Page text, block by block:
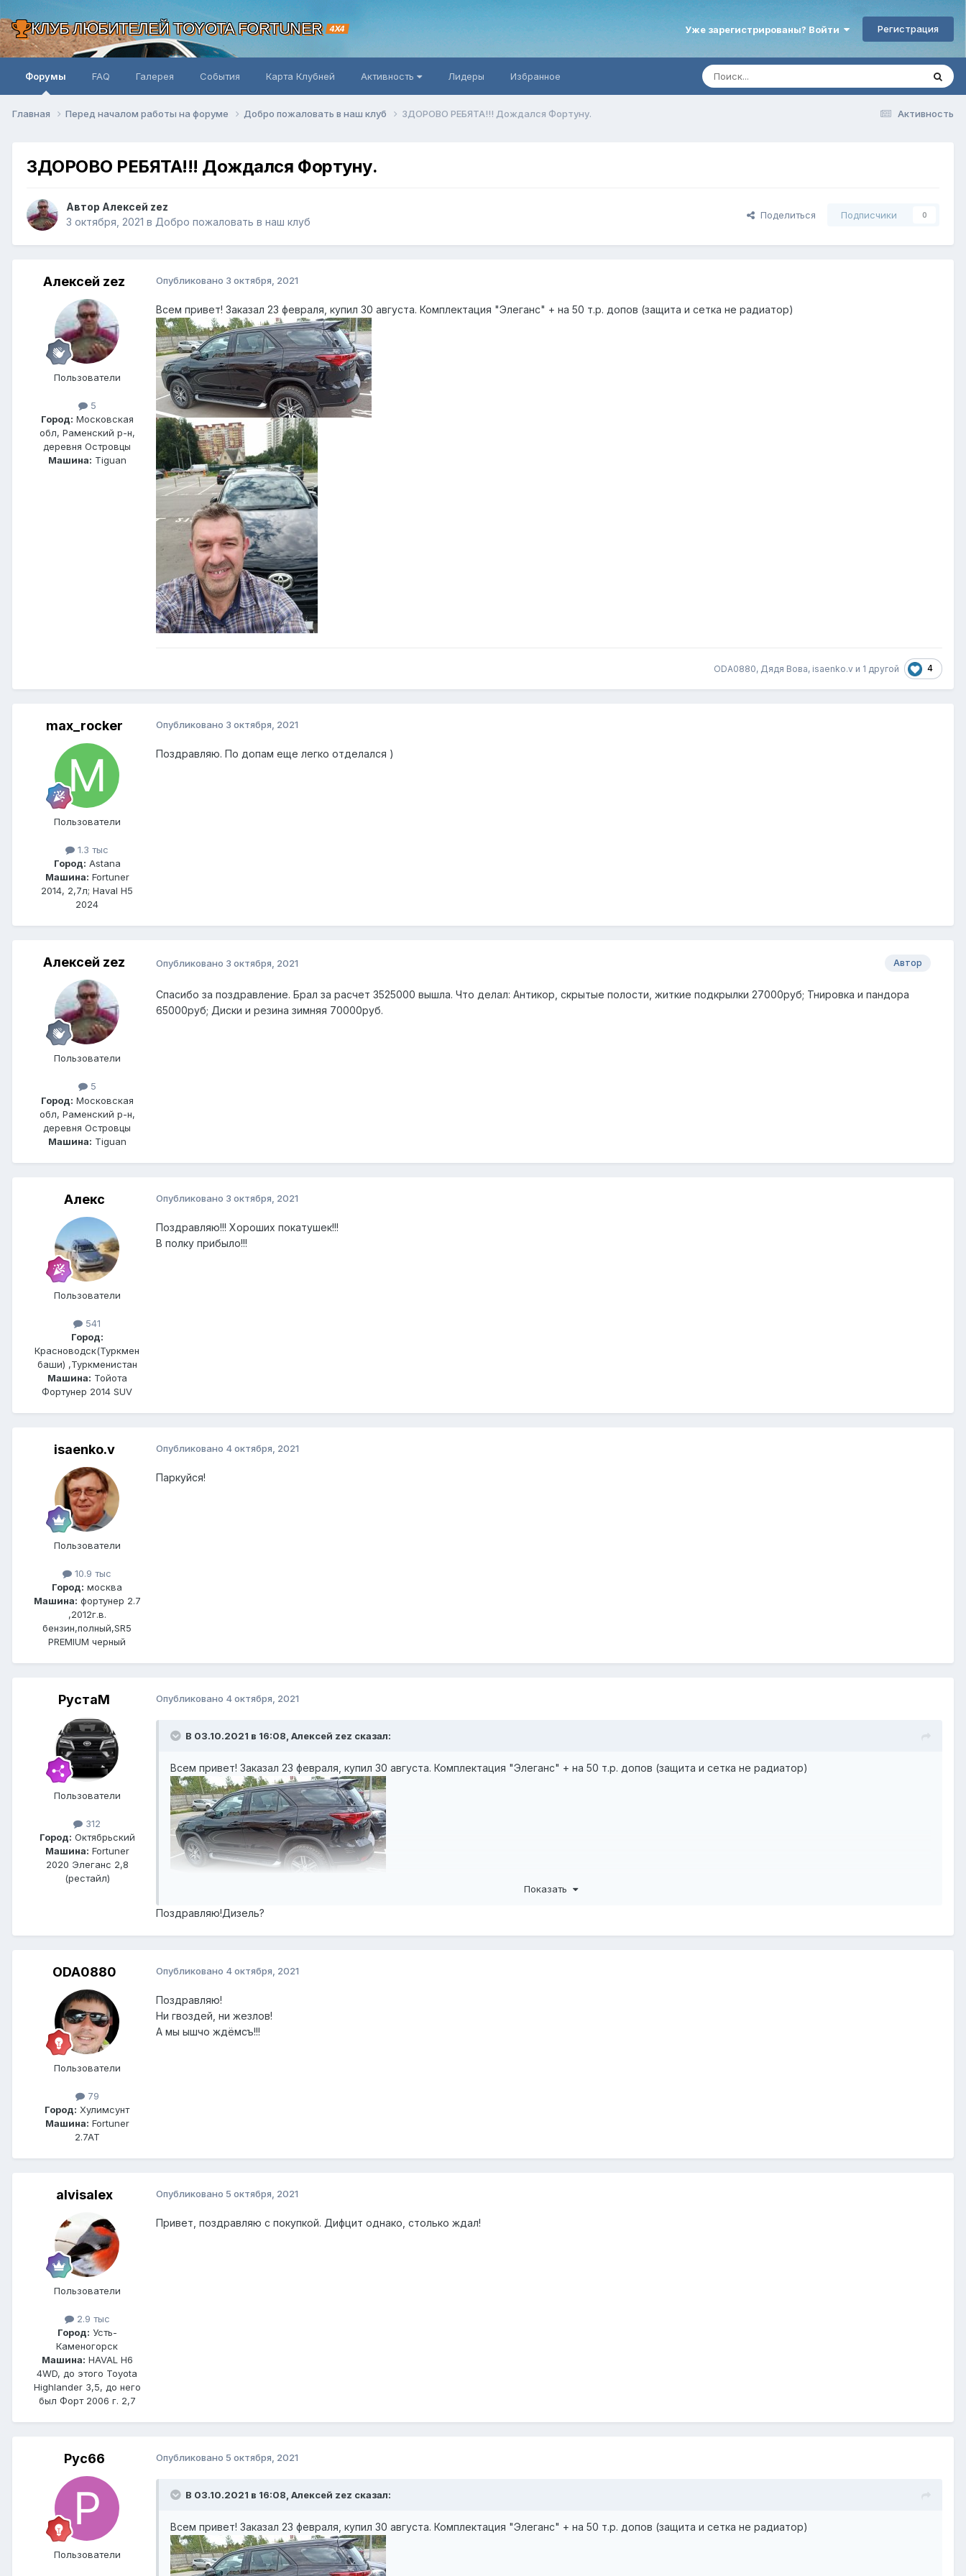
КЛУБ ЛЮБИТЕЛЕЙ TOYOTA FORTUNER 4X4 Уже зарегистрированы? Войти Регистрация
Форумы FAQ Галерея События Карта Клубней Активность Лидеры Избранное
Активность
Главная Перед началом работы на форуме Добро пожаловать в наш клуб ЗДОРОВО РЕБЯТА!!! Дождался Фортуну.
ЗДОРОВО РЕБЯТА!!! Дождался Фортуну.
Автор Алексей zez
3 октября, 2021 в Добро пожаловать в наш клуб
Поделиться Подписчики 0
Алексей zez
Пользователи
5
Город: Московская
обл, Раменский р-н,
деревня Островцы
Машина: Tiguan
Опубликовано 3 октября, 2021
Всем привет! Заказал 23 февраля, купил 30 августа. Комплектация "Элеганс" + на 50 т.р. допов (защита и сетка не радиатор)
ODA0880, Дядя Вова, isaenko.v и 1 другой 4
max_rocker
Пользователи
1.3 тыс
Город: Astana
Машина: Fortuner
2014, 2,7л; Haval H5
2024
Опубликовано 3 октября, 2021
Поздравляю. По допам еще легко отделался )
Алексей zez
Пользователи
5
Город: Московская
обл, Раменский р-н,
деревня Островцы
Машина: Tiguan
Автор
Опубликовано 3 октября, 2021
Спасибо за поздравление. Брал за расчет 3525000 вышла. Что делал: Антикор, скрытые полости, житкие подкрылки 27000руб; Тнировка и пандора
65000руб; Диски и резина зимняя 70000руб.
Алекс
Пользователи
541
Город:
Красноводск(Туркмен
баши) ,Туркменистан
Машина: Тойота
Фортунер 2014 SUV
Опубликовано 3 октября, 2021
Поздравляю!!! Хороших покатушек!!!
В полку прибыло!!!
isaenko.v
Пользователи
10.9 тыс
Город: москва
Машина: фортунер 2.7
,2012г.в.
бензин,полный,SR5
PREMIUM черный
Опубликовано 4 октября, 2021
Паркуйся!
РустаM
Пользователи
312
Город: Октябрьский
Машина: Fortuner
2020 Элеганс 2,8
(рестайл)
Опубликовано 4 октября, 2021
В 03.10.2021 в 16:08, Алексей zez сказал:
Всем привет! Заказал 23 февраля, купил 30 августа. Комплектация "Элеганс" + на 50 т.р. допов (защита и сетка не радиатор)
Показать
Поздравляю!Дизель?
ODA0880
Пользователи
79
Город: Хулимсунт
Машина: Fortuner
2.7AT
Опубликовано 4 октября, 2021
Поздравляю!
Ни гвоздей, ни жезлов!
А мы ышчо ждёмсъ!!!
alvisalex
Пользователи
2.9 тыс
Город: Усть-
Каменогорск
Машина: HAVAL H6
4WD, до этого Toyota
Highlander 3,5, до него
был Форт 2006 г. 2,7
Опубликовано 5 октября, 2021
Привет, поздравляю с покупкой. Дифцит однако, столько ждал!
Рус66
Пользователи
Опубликовано 5 октября, 2021
В 03.10.2021 в 16:08, Алексей zez сказал:
Всем привет! Заказал 23 февраля, купил 30 августа. Комплектация "Элеганс" + на 50 т.р. допов (защита и сетка не радиатор)